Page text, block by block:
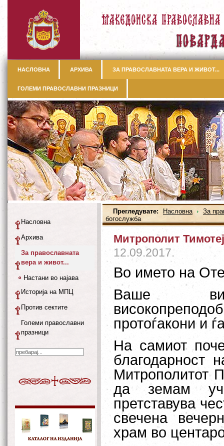
НАСЛОВНА АРХИВА ЗА ПРАВОСЛАВНАТА ВЕРА И ЖИВОТ...
ГОЛЕМИ ПРАВОСЛАВНИ ПРАЗНИЦИ
Прегледувате: Насловна
За
богослужба
Митрополит
12.09.2017.
Во името на
Ваше
протоѓакони и
На самиот
благодарност
Митрополитот
да земам
претставува
свечена
храм во
Насловна
Архива
За православната
вера и живот...
Настани во најава
Историја на МПЦ
Против сектите
Големи православни
празници